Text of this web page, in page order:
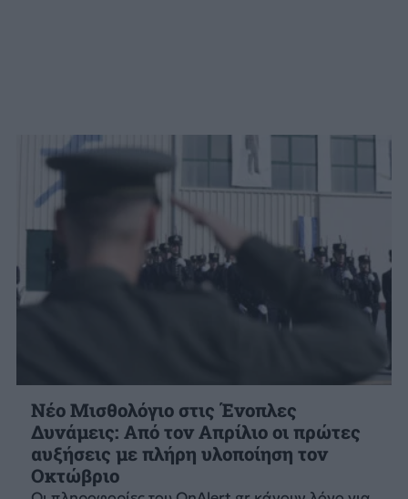
Νέο Μισθολόγιο στις Ένοπλες
Δυνάμεις: Από τον Απρίλιο οι πρώτες
αυξήσεις με πλήρη υλοποίηση τον
Οκτώβριο